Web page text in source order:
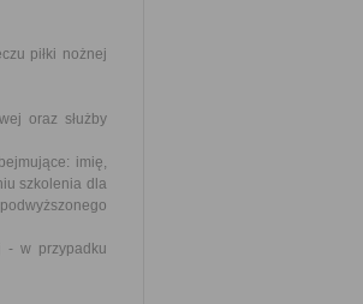
piłki nożnej
oraz służby
imię,
szkolenia dla
- w przypadku